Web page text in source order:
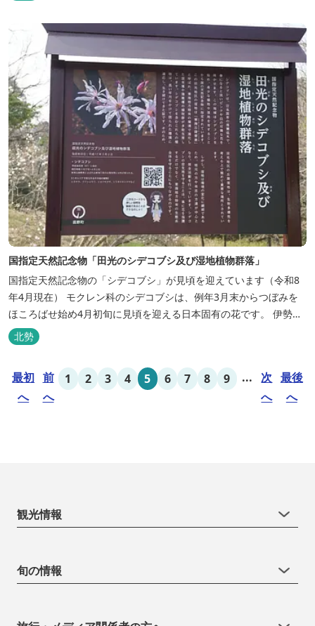
国指定天然記念物「田光のシデコブシ及び湿地植物群落」
国指定天然記念物の「シデコブシ」が見頃を迎えています（令和8
年4月現在） モクレン科のシデコブシは、例年3月末からつぼみを
ほころばせ始め4月初旬に見頃を迎える日本固有の花です。 伊勢湾
周辺の狭い範囲に自生するシデコブシは、三重県内ではいなべ市、
菰野町、四日市市などの北勢地方に見られ これらの自生地は日本に
存在して...
北勢
最初
へ
前
へ
1 2 3 4 5 6 7 8 9 ...
次
へ
最後
へ
観光情報
旬の情報